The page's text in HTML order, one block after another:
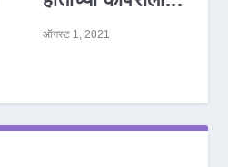
ऑगस्ट 1, 2021